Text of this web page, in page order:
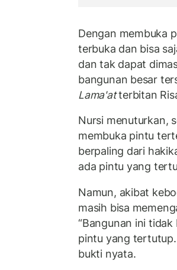
Dengan membuka
terbuka dan bisa
dan tak dapat
bangunan besar
Lama'atterbitan
Nursi menuturkan,
membuka pintu
berpaling dari
ada pintu yang
Namun, akibat
masih bisa
“Bangunan ini tidak
pintu yang
bukti nyata.